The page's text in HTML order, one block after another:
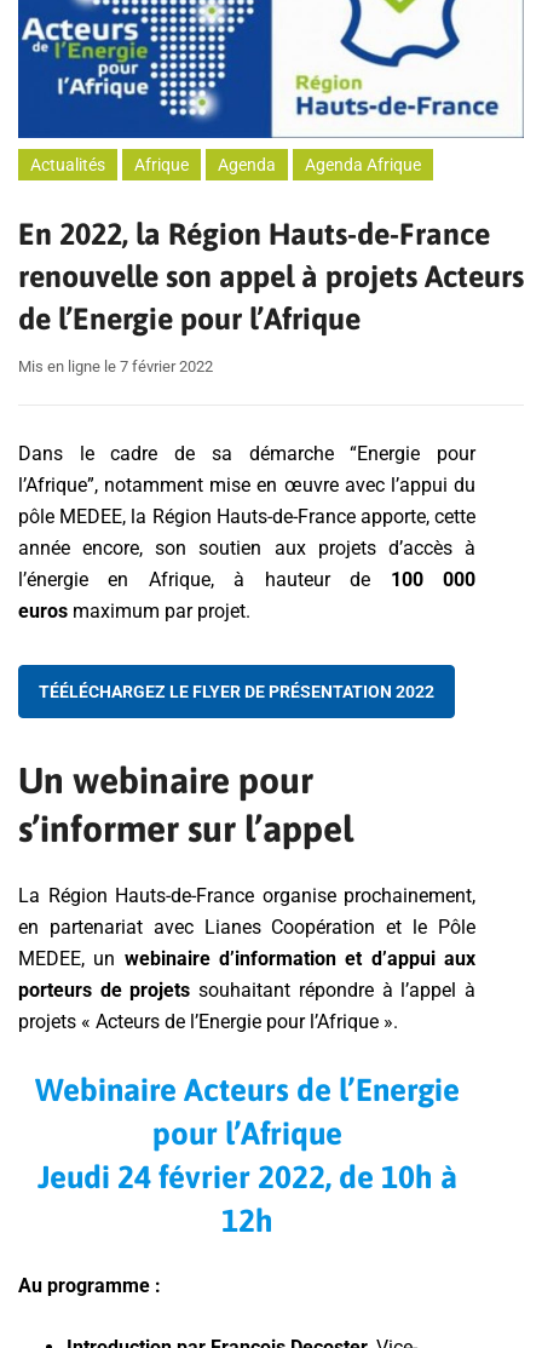
Actualités Afrique Agenda Agenda Afrique
En 2022, la Région Hauts-de-France
renouvelle son appel à projets Acteurs
de l’Energie pour l’Afrique
Mis en ligne le 7 février 2022
Dans le cadre de sa démarche “Energie pour
l’Afrique”, notamment mise en œuvre avec l’appui du
pôle MEDEE, la Région Hauts-de-France apporte, cette
année encore, son soutien aux projets d’accès à
l’énergie en Afrique, à hauteur de 100 000
euros maximum par projet.
TÉÉLÉCHARGEZ LE FLYER DE PRÉSENTATION 2022
Un webinaire pour
s’informer sur l’appel
La Région Hauts-de-France organise prochainement,
en partenariat avec Lianes Coopération et le Pôle
MEDEE, un webinaire d’information et d’appui aux
porteurs de projetssouhaitant répondre à l’appel à
projets « Acteurs de l’Energie pour l’Afrique ».
Webinaire Acteurs de l’Energie
pour l’Afrique
Jeudi 24 février 2022, de 10h à
12h
Au programme :